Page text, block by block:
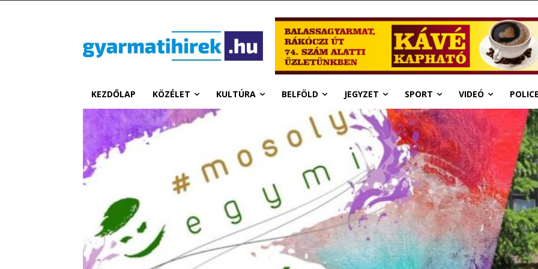
KEZDŐLAP KÖZÉLET KULTÚRA BELFÖLD JEGYZET SPORT VIDEÓ